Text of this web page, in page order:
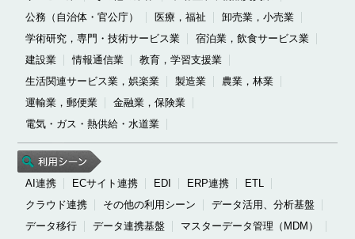
公務（自治体・官公庁）
医療，福祉
卸売業，小売業
学術研究，専門・技術サービス業
宿泊業，飲食サービス業
建設業
情報通信業
教育，学習支援業
生活関連サービス業，娯楽業
製造業
農業，林業
運輸業，郵便業
金融業，保険業
電気・ガス・熱供給・水道業
AI連携 ECサイト連携 EDI ERP連携
ETL
クラウド連携
その他の利用シーン
データ活用、分析基盤
データ移行
データ連携基盤
マスターデータ管理（MDM）